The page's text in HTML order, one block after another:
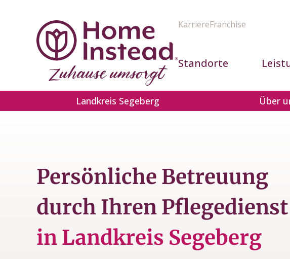
KarriereFranchise
Standorte
Landkreis Segeberg Über
Persönliche Betreuung
durch Ihren Pflegedienst
in Landkreis Segeberg